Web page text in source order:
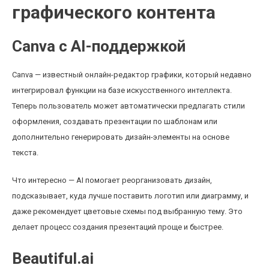
графического контента
Canva с AI-поддержкой
Canva — известный онлайн-редактор графики, который недавно
интегрировал функции на базе искусственного интеллекта.
Теперь пользователь может автоматически предлагать стили
оформления, создавать презентации по шаблонам или
дополнительно генерировать дизайн-элементы на основе
текста.
Что интересно — AI помогает реорганизовать дизайн,
подсказывает, куда лучше поставить логотип или диаграмму, и
даже рекомендует цветовые схемы под выбранную тему. Это
делает процесс создания презентаций проще и быстрее.
Beautiful.ai